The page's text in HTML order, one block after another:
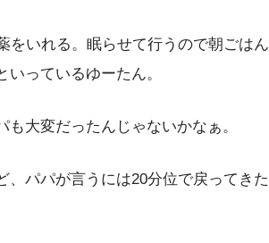
をいれる。眠らせて行うので朝ごはん
っているゆーたん。
大変だったんじゃないかなぁ。
パパが言うには20分位で戻ってきた